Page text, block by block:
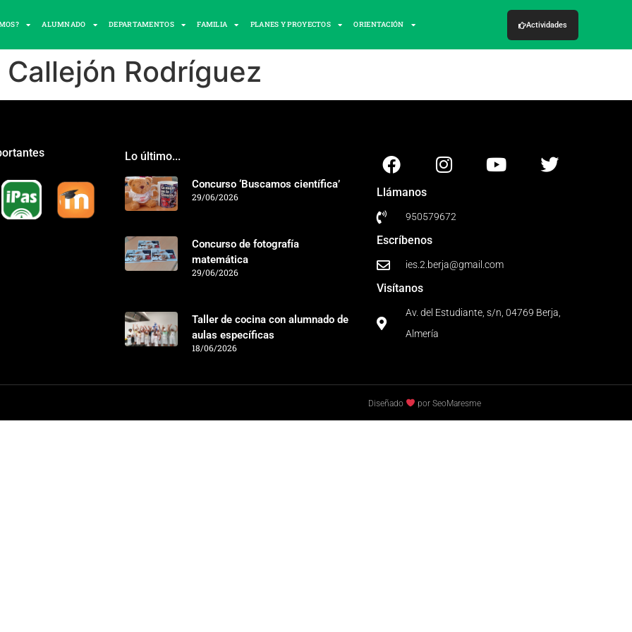
ALUMNADO DEPARTAMENTOS FAMILIA PLANES Y PROYECTOS ORIENTACIÓN Actividades
Rodríguez
Lo último...
Concurso ‘Buscamos científica’
29/06/2026
Concurso de fotografía
matemática
29/06/2026
Taller de cocina con alumnado de
aulas específicas
18/06/2026
Llámanos
950579672
Escríbenos
ies.2.berja@gmail.com
Visítanos
Av. del Estudiante, s/n, 04769 Berja,
Almería
Diseñado por SeoMaresme